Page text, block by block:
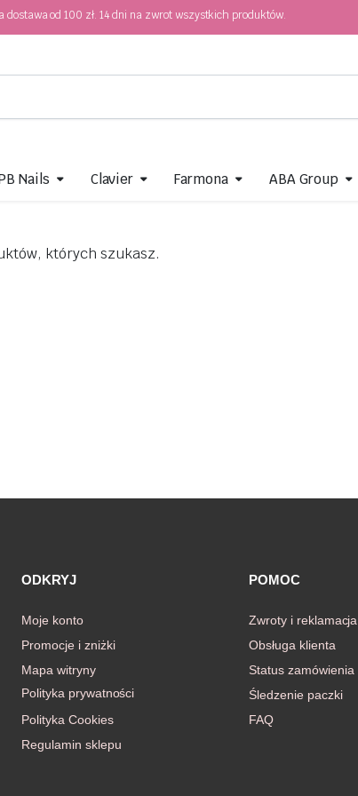
dostawa od 100 zł. 14 dni na zwrot wszystkich produktów.
Nails Clavier Farmona ABA Group
których szukasz.
ODKRYJ
Moje konto
Promocje i zniżki
Mapa witryny
Polityka prywatności
Polityka Cookies
Regulamin sklepu
POMOC
Zwroty i reklamacja
Obsługa klienta
Status zamówienia
Śledzenie paczki
FAQ